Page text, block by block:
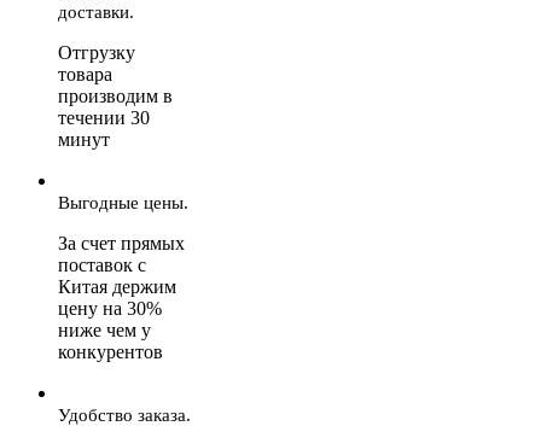
доставки.
Отгрузку
товара
производим в
течении 30
минут
Выгодные цены.
За счет прямых
поставок с
Китая держим
цену на 30%
ниже чем у
конкурентов
Удобство заказа.